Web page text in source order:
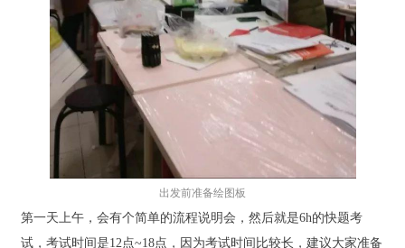
出发前准备绘图板
第一天上午，会有个简单的流程说明会，然后就是6h的快题考
试，考试时间是12点~18点，因为考试时间比较长，建议大家准备